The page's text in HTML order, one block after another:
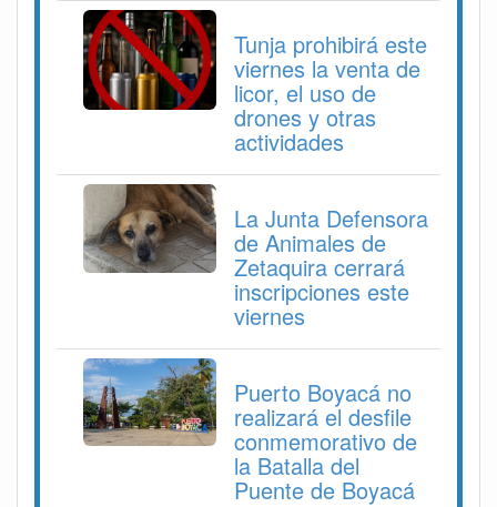
Tunja prohibirá este
viernes la venta de
licor, el uso de
drones y otras
actividades
La Junta Defensora
de Animales de
Zetaquira cerrará
inscripciones este
viernes
Puerto Boyacá no
realizará el desfile
conmemorativo de
la Batalla del
Puente de Boyacá